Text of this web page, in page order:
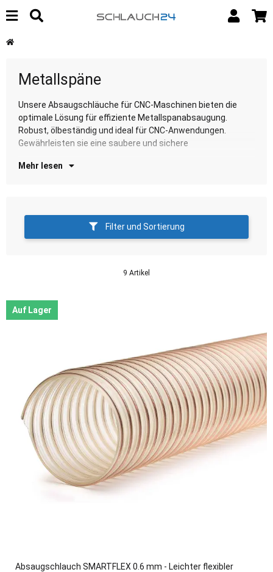
Metallspäne
Unsere Absaugschläuche für CNC-Maschinen bieten die
optimale Lösung für effiziente Metallspanabsaugung.
Robust, ölbeständig und ideal für CNC-Anwendungen.
Gewährleisten sie eine saubere und sichere
Arbeitsumgebung mit unseren Absaugschläuchen.
Mehr lesen
Filter und Sortierung
9 Artikel
Auf Lager
Absaugschlauch SMARTFLEX 0.6 mm - Leichter flexibler